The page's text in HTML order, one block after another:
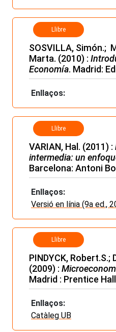
Llibre
SOSVILLA, Simón.;
Marta. (2010) :
Economía. Madrid:
Enllaços:
Llibre
VARIAN, Hal. (2011) :
intermedia: un
Barcelona: Antoni
Enllaços:
Versió en línia (9a ed.,
Llibre
PINDYCK, Robert.S.;
(2009) :
Madrid : Prentice Hall
Enllaços:
Catàleg UB